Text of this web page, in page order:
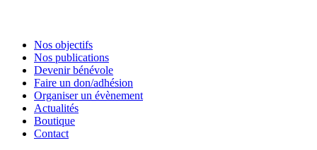
Nos objectifs
Nos publications
Devenir bénévole
Faire un don/adhésion
Organiser un évènement
Actualités
Boutique
Contact